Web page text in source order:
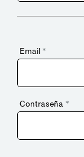
Email *
Contraseña *